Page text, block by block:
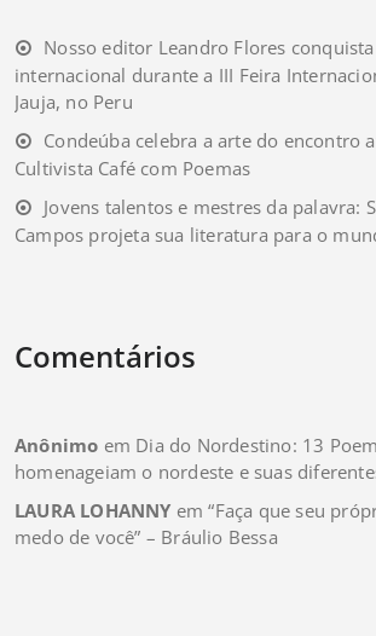
Nosso editor Leandro Flores
internacional durante a III Feira
Jauja, no Peru
Condeúba celebra a arte do encontro
Cultivista Café com Poemas
Jovens talentos e mestres da palavra:
Campos projeta sua literatura para o
Comentários
Anônimo em Dia do Nordestino: 13
homenageiam o nordeste e suas
LAURA LOHANNY em“Faça que seu
medo de você” – Bráulio Bessa